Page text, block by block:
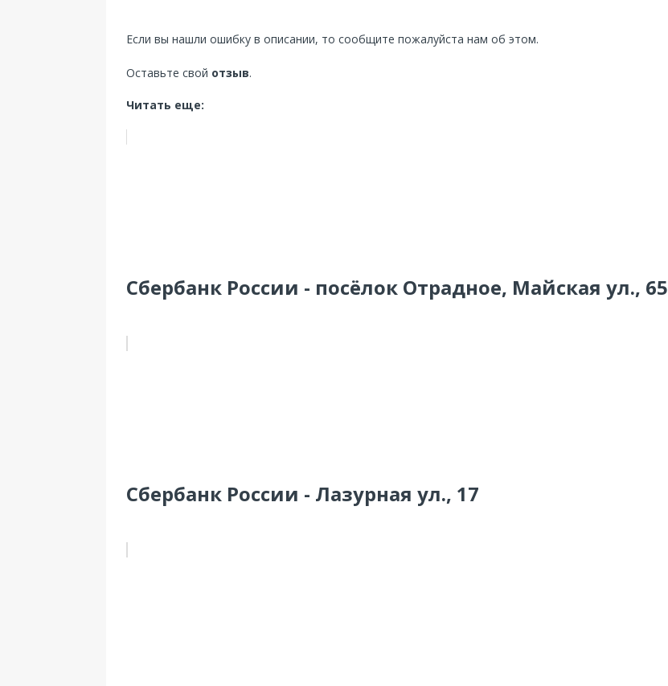
Если вы нашли ошибку в описании, то сообщите пожалуйста нам об этом.
Оставьте свой отзыв.
Читать еще:
Сбербанк России - посёлок Отрадное, Майская ул., 65
Сбербанк России - Лазурная ул., 17